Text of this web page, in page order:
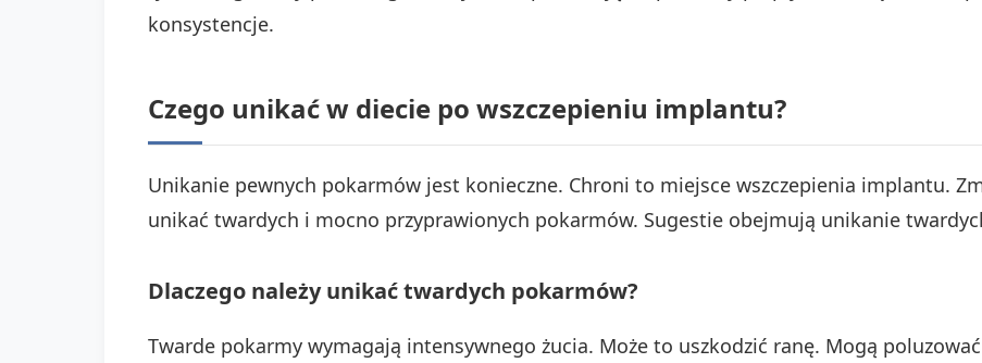
konsystencje.
Czego unikać w diecie po wszczepieniu implantu?
Unikanie pewnych pokarmów jest konieczne. Chroni to miejsce wszczepienia implantu.
unikać twardych i mocno przyprawionych pokarmów. Sugestie obejmują unikanie
Dlaczego należy unikać twardych pokarmów?
Twarde pokarmy wymagają intensywnego żucia. Może to uszkodzić ranę. Mogą